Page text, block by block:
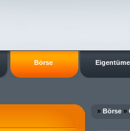
Börse
» Börse »